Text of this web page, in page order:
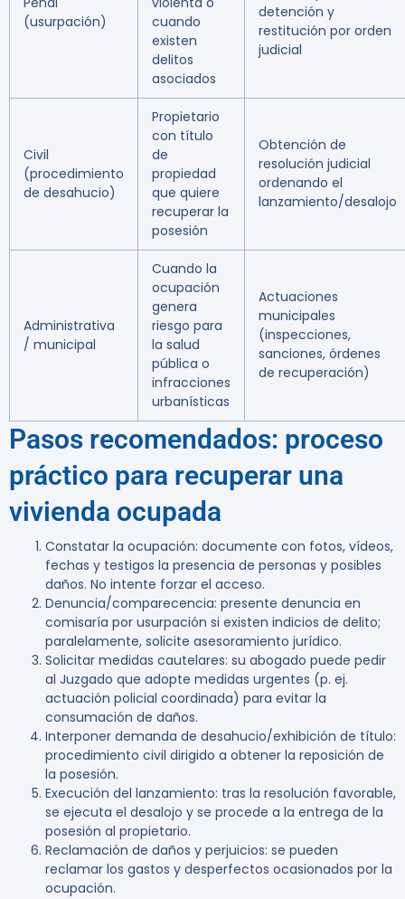
(usurpación)
cuando
existen
delitos
asociados
detención y
restitución por orden
judicial
Civil
(procedimiento
de desahucio)
Propietario
con título
de
propiedad
que quiere
recuperar la
posesión
Obtención de
resolución judicial
ordenando el
lanzamiento/desalojo
Administrativa
/ municipal
Cuando la
ocupación
genera
riesgo para
la salud
pública o
infracciones
urbanísticas
Actuaciones
municipales
(inspecciones,
sanciones, órdenes
de recuperación)
Pasos recomendados: proceso
práctico para recuperar una
vivienda ocupada
Constatar la ocupación: documente con fotos, vídeos,
fechas y testigos la presencia de personas y posibles
daños. No intente forzar el acceso.
Denuncia/comparecencia: presente denuncia en
comisaría por usurpación si existen indicios de delito;
paralelamente, solicite asesoramiento jurídico.
Solicitar medidas cautelares: su abogado puede pedir
al Juzgado que adopte medidas urgentes (p. ej.
actuación policial coordinada) para evitar la
consumación de daños.
Interponer demanda de desahucio/exhibición de título:
procedimiento civil dirigido a obtener la reposición de
la posesión.
Execución del lanzamiento: tras la resolución favorable,
se ejecuta el desalojo y se procede a la entrega de la
posesión al propietario.
Reclamación de daños y perjuicios: se pueden
reclamar los gastos y desperfectos ocasionados por la
ocupación.